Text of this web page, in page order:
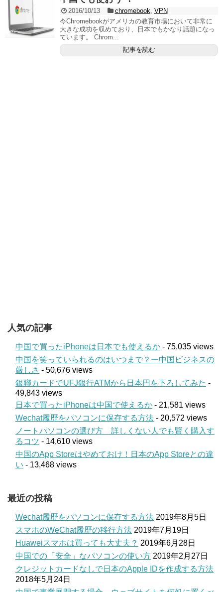
2016/10/13 chromebook, VPN
今Chromebookがアメリカの教育市場において非常に
大きな成功を収めており、日本でもかなり話題になっ
ています。 Chrom...
記事を読む
人気の記事
中国で買ったiPhoneは日本でも使えるか - 75,035 views
中国を笑っていられるのはいつまで？ー中国ビジネスの
厳しさ - 50,676 views
銀聯カードでUFJ銀行ATMから日本円を下ろしてみた -
49,843 views
日本で買ったiPhoneは中国で使えるか - 21,581 views
Wechat履歴をパソコンに保存する方法 - 20,572 views
ノートパソコンの選び方 詳しくない人でも賢く購入す
るコツ - 14,610 views
中国のApp Storeはやめておけ！日本のApp Storeとの違
い - 13,468 views
最近の投稿
Wechat履歴をパソコンに保存する方法 2019年8月5日
スマホのWeChat履歴の移行方法 2019年7月19日
Huaweiスマホは買っても大丈夫？ 2019年6月28日
中国での「安全」なパソコンの使い方 2019年2月27日
クレジットカードなしで日本のApple IDを作成する方法
2018年5月24日